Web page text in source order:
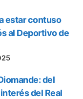
estar contuso
al Deportivo de
del
del Real